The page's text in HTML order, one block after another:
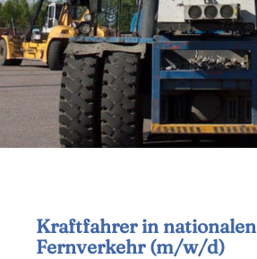
Kraftfahrer in nationalen
Fernverkehr (m/w/d)